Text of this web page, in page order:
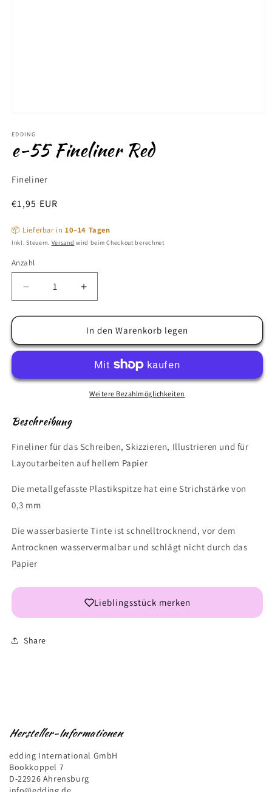
in
öffnen
EDDING
e-55 Fineliner Red
Fineliner
Normaler
€1,95 EUR
📦 Lieferbar in 10–14 Tagen
Inkl. Steuern. Versand wird beim Checkout berechnet
Anzahl
Anzahl
Verringere
die
Menge
e-
Red
Erhöhe
die
Menge
für
e-
Fineliner
Red
In den Warenkorb legen
Weitere Bezahlmöglichkeiten
Beschreibung
Fineliner für das Schreiben, Skizzieren, Illustrieren und für
Layoutarbeiten auf hellem Papier
Die metallgefasste Plastikspitze hat eine Strichstärke von
0,3 mm
Die wasserbasierte Tinte ist schnelltrocknend, vor dem
Antrocknen wasservermalbar und schlägt nicht durch das
Papier
Lieblingsstück merken
Share
Hersteller-Informationen
edding International GmbH
Bookkoppel 7
D-22926 Ahrensburg